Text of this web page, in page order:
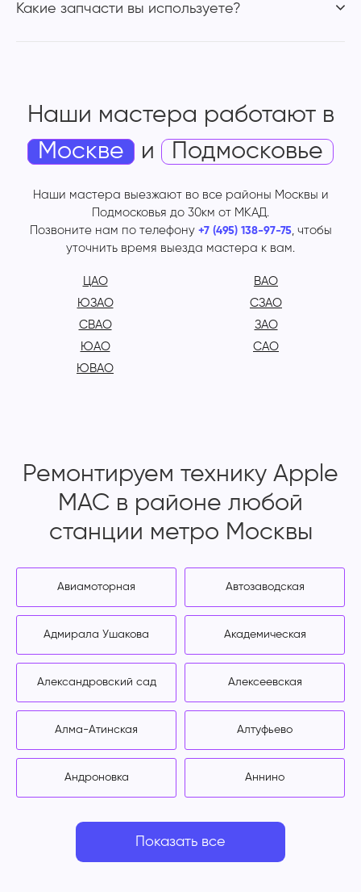
Какие запчасти вы используете?
Наши мастера работают в
Москве
и Подмосковье
Наши мастера выезжают во все районы Москвы и
Подмосковья до 30км от МКАД.
Позвоните нам по телефону +7 (495) 138-97-75, чтобы
уточнить время выезда мастера к вам.
ЦАО
ЮЗАО
СВАО
ЮАО
ЮВАО
ВАО
СЗАО
ЗАО
САО
Ремонтируем технику Apple
MAC в районе любой
станции метро Москвы
Авиамоторная Автозаводская
Адмирала Ушакова Академическая
Александровский сад Алексеевская
Алма-Атинская Алтуфьево
Андроновка Аннино
Показать все